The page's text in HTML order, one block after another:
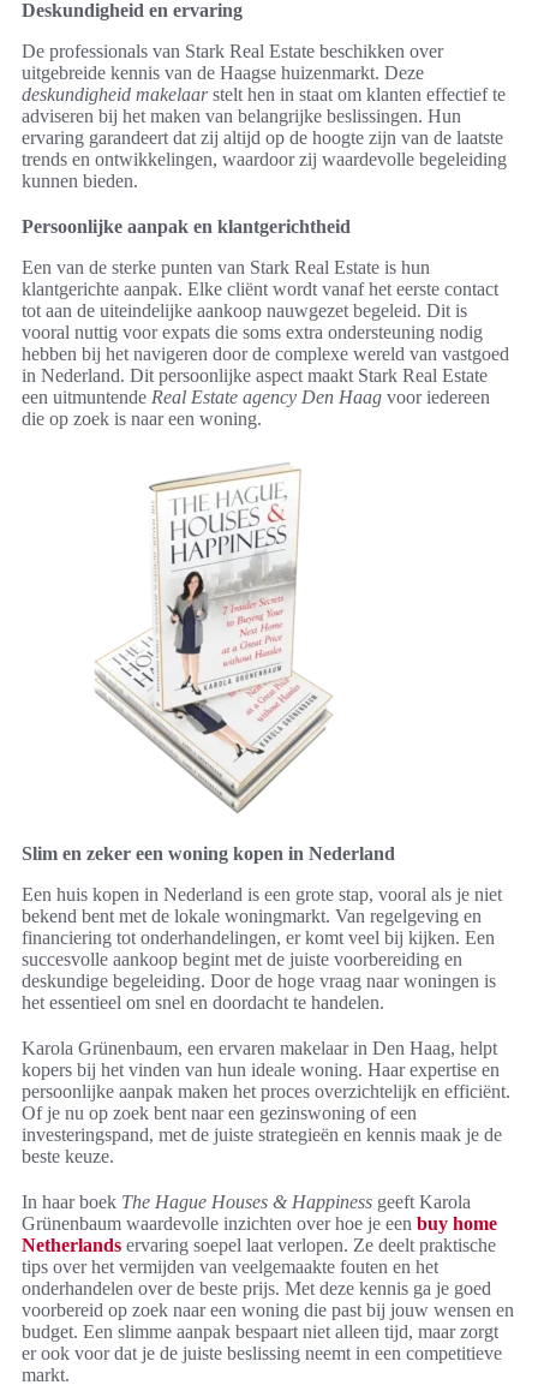
Deskundigheid en ervaring
De professionals van Stark Real Estate beschikken over
uitgebreide kennis van de Haagse huizenmarkt. Deze
deskundigheid makelaarstelt hen in staat om klanten effectief te
adviseren bij het maken van belangrijke beslissingen. Hun
ervaring garandeert dat zij altijd op de hoogte zijn van de laatste
trends en ontwikkelingen, waardoor zij waardevolle begeleiding
kunnen bieden.
Persoonlijke aanpak en klantgerichtheid
Een van de sterke punten van Stark Real Estate is hun
klantgerichte aanpak. Elke cliënt wordt vanaf het eerste contact
tot aan de uiteindelijke aankoop nauwgezet begeleid. Dit is
vooral nuttig voor expats die soms extra ondersteuning nodig
hebben bij het navigeren door de complexe wereld van vastgoed
in Nederland. Dit persoonlijke aspect maakt Stark Real Estate
een uitmuntende Real Estate agency Den Haag voor iedereen
die op zoek is naar een woning.
Slim en zeker een woning kopen in Nederland
Een huis kopen in Nederland is een grote stap, vooral als je niet
bekend bent met de lokale woningmarkt. Van regelgeving en
financiering tot onderhandelingen, er komt veel bij kijken. Een
succesvolle aankoop begint met de juiste voorbereiding en
deskundige begeleiding. Door de hoge vraag naar woningen is
het essentieel om snel en doordacht te handelen.
Karola Grünenbaum, een ervaren makelaar in Den Haag, helpt
kopers bij het vinden van hun ideale woning. Haar expertise en
persoonlijke aanpak maken het proces overzichtelijk en efficiënt.
Of je nu op zoek bent naar een gezinswoning of een
investeringspand, met de juiste strategieën en kennis maak je de
beste keuze.
In haar boek The Hague Houses & Happiness geeft Karola
Grünenbaum waardevolle inzichten over hoe je een buy home
Netherlands ervaring soepel laat verlopen. Ze deelt praktische
tips over het vermijden van veelgemaakte fouten en het
onderhandelen over de beste prijs. Met deze kennis ga je goed
voorbereid op zoek naar een woning die past bij jouw wensen en
budget. Een slimme aanpak bespaart niet alleen tijd, maar zorgt
er ook voor dat je de juiste beslissing neemt in een competitieve
markt.